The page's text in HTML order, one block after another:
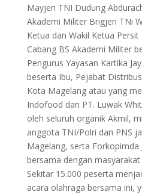
Mayjen TNI Dudung
Akademi Militer Brigjen TNi
Ketua dan Wakil Ketua
Cabang BS Akademi Militer
Pengurus Yayasan Kartika
beserta Ibu, Pejabat
Kota Magelang atau yang
Indofood dan PT. Luwak
oleh seluruh organik Akmil,
anggota TNI/Polri dan PNS
Magelang, serta Forkopimda
bersama dengan masyarakat
Sekitar 15.000 peserta
acara olahraga bersama ini,